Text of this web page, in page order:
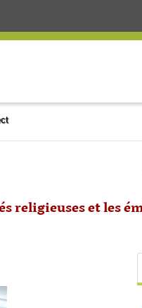
religieuses et les